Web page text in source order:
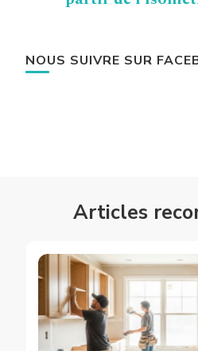
NOUS SUIVRE SUR
Articles